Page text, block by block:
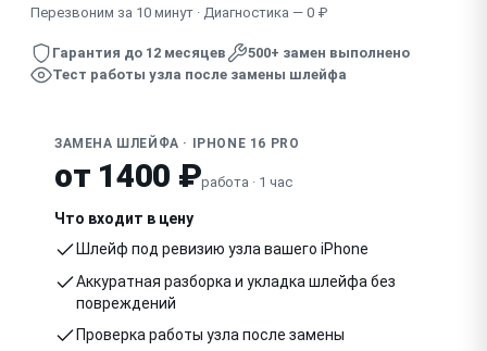
Перезвоним за 10 минут · Диагностика — 0 ₽
Гарантия до 12 месяцев
500+ замен выполнено
Тест работы узла после замены шлейфа
ЗАМЕНА ШЛЕЙФА · IPHONE 16 PRO
от 1400 ₽работа · 1 час
Что входит в цену
Шлейф под ревизию узла вашего iPhone
Аккуратная разборка и укладка шлейфа без
повреждений
Проверка работы узла после замены